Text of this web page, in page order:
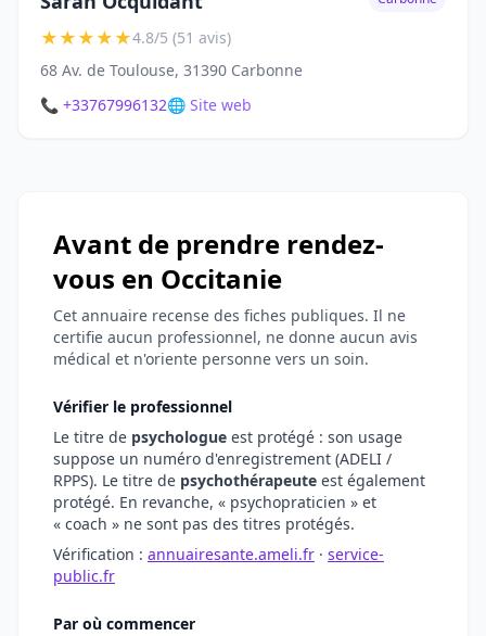
★★★★★4.8/5 (51 avis)
68 Av. de Toulouse, 31390 Carbonne
📞 +33767996132🌐 Site web
Avant de prendre rendez-
vous en Occitanie
Cet annuaire recense des fiches publiques. Il ne
certifie aucun professionnel, ne donne aucun avis
médical et n'oriente personne vers un soin.
Vérifier le professionnel
Le titre de psychologue est protégé : son usage
suppose un numéro d'enregistrement (ADELI /
RPPS). Le titre de psychothérapeute est également
protégé. En revanche, « psychopraticien » et
« coach » ne sont pas des titres protégés.
Vérification : annuairesante.ameli.fr · service-
public.fr
Par où commencer